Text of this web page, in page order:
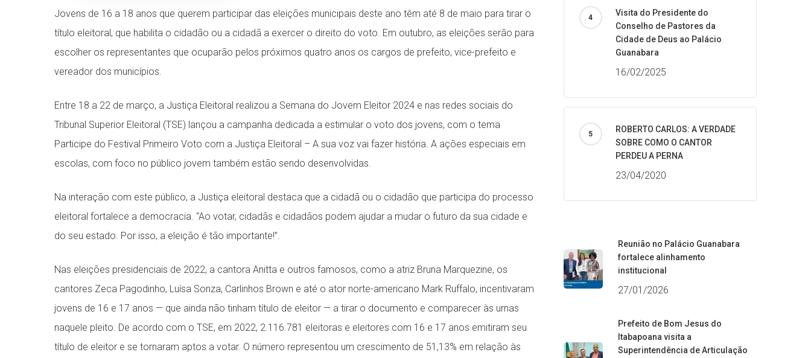
Jovens de 16 a 18 anos que querem participar das eleições municipais deste ano têm até 8 de maio para tirar o
título eleitoral, que habilita o cidadão ou a cidadã a exercer o direito do voto. Em outubro, as eleições serão para
escolher os representantes que ocuparão pelos próximos quatro anos os cargos de prefeito, vice-prefeito e
vereador dos municípios.
Entre 18 a 22 de março, a Justiça Eleitoral realizou a Semana do Jovem Eleitor 2024 e nas redes sociais do
Tribunal Superior Eleitoral (TSE) lançou a campanha dedicada a estimular o voto dos jovens, com o tema
Participe do Festival Primeiro Voto com a Justiça Eleitoral – A sua voz vai fazer história. A ações especiais em
escolas, com foco no público jovem também estão sendo desenvolvidas.
Na interação com este público, a Justiça eleitoral destaca que a cidadã ou o cidadão que participa do processo
eleitoral fortalece a democracia. “Ao votar, cidadãs e cidadãos podem ajudar a mudar o futuro da sua cidade e
do seu estado. Por isso, a eleição é tão importante!”.
Nas eleições presidenciais de 2022, a cantora Anitta e outros famosos, como a atriz Bruna Marquezine, os
cantores Zeca Pagodinho, Luísa Sonza, Carlinhos Brown e até o ator norte-americano Mark Ruffalo, incentivaram
jovens de 16 e 17 anos — que ainda não tinham título de eleitor — a tirar o documento e comparecer às urnas
naquele pleito. De acordo com o TSE, em 2022, 2.116.781 eleitoras e eleitores com 16 e 17 anos emitiram seu
título de eleitor e se tornaram aptos a votar. O número representou um crescimento de 51,13% em relação às
Visita do Presidente do
Conselho de Pastores da
Cidade de Deus ao Palácio
Guanabara
16/02/2025
ROBERTO CARLOS: A VERDADE
SOBRE COMO O CANTOR
PERDEU A PERNA
23/04/2020
Reunião no Palácio Guanabara
fortalece alinhamento
institucional
27/01/2026
Prefeito de Bom Jesus do
Itabapoana visita a
Superintendência de Articulação